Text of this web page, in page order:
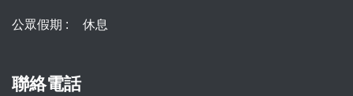
公眾假期 : 休息
聯絡電話